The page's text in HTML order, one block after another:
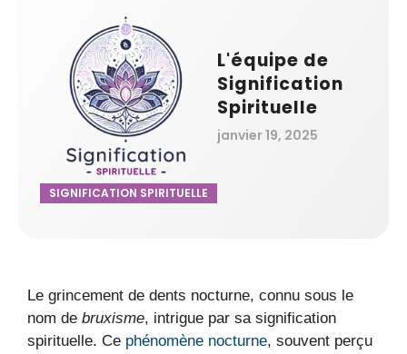
L'équipe de
Signification
Spirituelle
janvier 19, 2025
SIGNIFICATION SPIRITUELLE
Le grincement de dents nocturne, connu sous le
nom de bruxisme, intrigue par sa signification
spirituelle. Ce phénomène nocturne, souvent perçu